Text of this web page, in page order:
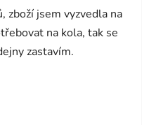
zboží jsem vyzvedla na
na kola, tak se
zastavím.